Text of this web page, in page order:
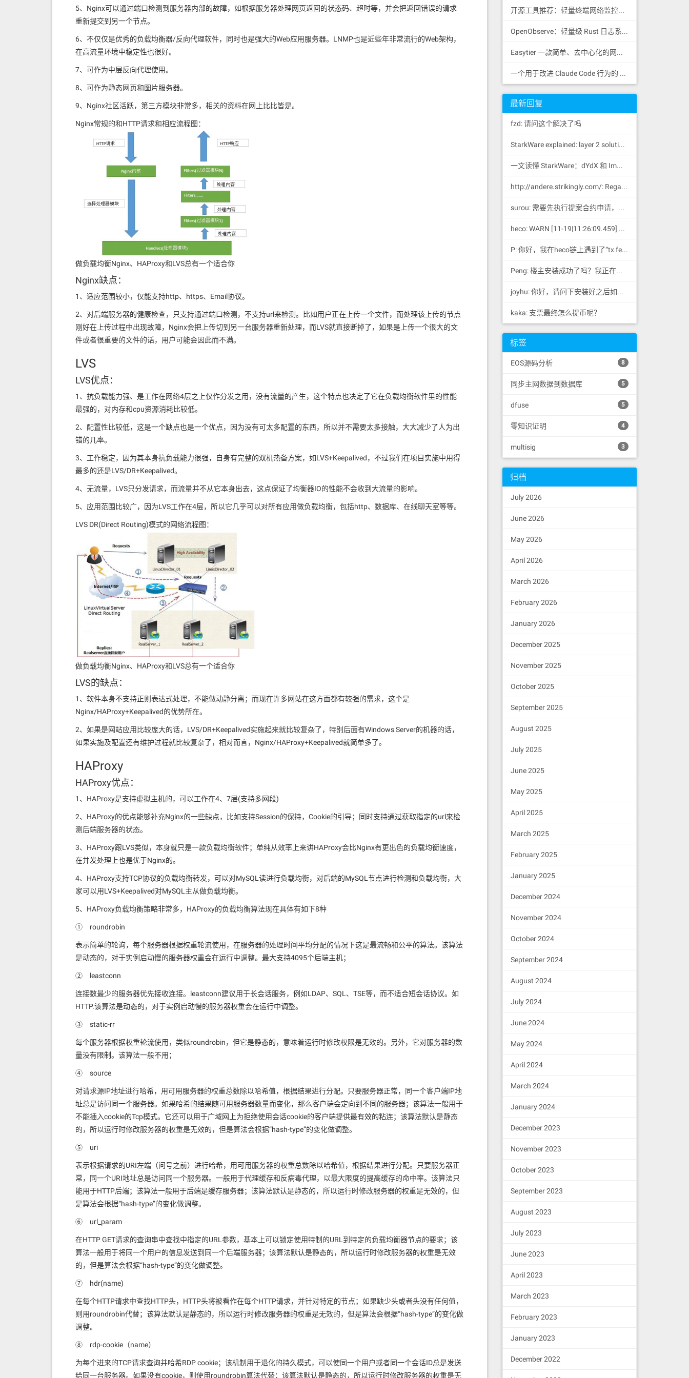
5、Nginx可以通过端口检测到服务器内部的故障，如根据服务器处理网页返回的状态码、超时等，并会把返回错误的请求
重新提交到另一个节点。
6、不仅仅是优秀的负载均衡器/反向代理软件，同时也是强大的Web应用服务器。LNMP也是近些年非常流行的Web架构，
在高流量环境中稳定性也很好。
7、可作为中层反向代理使用。
8、可作为静态网页和图片服务器。
9、Nginx社区活跃，第三方模块非常多，相关的资料在网上比比皆是。
Nginx常规的和HTTP请求和相应流程图：
做负载均衡Nginx、HAProxy和LVS总有一个适合你
Nginx缺点：
1、适应范围较小，仅能支持http、https、Email协议。
2、对后端服务器的健康检查，只支持通过端口检测，不支持url来检测。比如用户正在上传一个文件，而处理该上传的节点
刚好在上传过程中出现故障，Nginx会把上传切到另一台服务器重新处理，而LVS就直接断掉了，如果是上传一个很大的文
件或者很重要的文件的话，用户可能会因此而不满。
LVS
LVS优点：
1、抗负载能力强、是工作在网络4层之上仅作分发之用，没有流量的产生，这个特点也决定了它在负载均衡软件里的性能
最强的，对内存和cpu资源消耗比较低。
2、配置性比较低，这是一个缺点也是一个优点，因为没有可太多配置的东西，所以并不需要太多接触，大大减少了人为出
错的几率。
3、工作稳定，因为其本身抗负载能力很强，自身有完整的双机热备方案，如LVS+Keepalived，不过我们在项目实施中用得
最多的还是LVS/DR+Keepalived。
4、无流量，LVS只分发请求，而流量并不从它本身出去，这点保证了均衡器IO的性能不会收到大流量的影响。
5、应用范围比较广，因为LVS工作在4层，所以它几乎可以对所有应用做负载均衡，包括http、数据库、在线聊天室等等。
LVS DR(Direct Routing)模式的网络流程图：
做负载均衡Nginx、HAProxy和LVS总有一个适合你
LVS的缺点：
1、软件本身不支持正则表达式处理，不能做动静分离；而现在许多网站在这方面都有较强的需求，这个是
Nginx/HAProxy+Keepalived的优势所在。
2、如果是网站应用比较庞大的话，LVS/DR+Keepalived实施起来就比较复杂了，特别后面有Windows Server的机器的话，
如果实施及配置还有维护过程就比较复杂了，相对而言，Nginx/HAProxy+Keepalived就简单多了。
HAProxy
HAProxy优点：
1、HAProxy是支持虚拟主机的，可以工作在4、7层(支持多网段)
2、HAProxy的优点能够补充Nginx的一些缺点，比如支持Session的保持，Cookie的引导；同时支持通过获取指定的url来检
测后端服务器的状态。
3、HAProxy跟LVS类似，本身就只是一款负载均衡软件；单纯从效率上来讲HAProxy会比Nginx有更出色的负载均衡速度，
在并发处理上也是优于Nginx的。
4、HAProxy支持TCP协议的负载均衡转发，可以对MySQL读进行负载均衡，对后端的MySQL节点进行检测和负载均衡，大
家可以用LVS+Keepalived对MySQL主从做负载均衡。
5、HAProxy负载均衡策略非常多，HAProxy的负载均衡算法现在具体有如下8种
① roundrobin
表示简单的轮询，每个服务器根据权重轮流使用，在服务器的处理时间平均分配的情况下这是最流畅和公平的算法。该算法
是动态的，对于实例启动慢的服务器权重会在运行中调整。最大支持4095个后端主机；
② leastconn
连接数最少的服务器优先接收连接。leastconn建议用于长会话服务，例如LDAP、SQL、TSE等，而不适合短会话协议。如
HTTP.该算法是动态的，对于实例启动慢的服务器权重会在运行中调整。
③ static-rr
每个服务器根据权重轮流使用，类似roundrobin，但它是静态的，意味着运行时修改权限是无效的。另外，它对服务器的数
量没有限制。该算法一般不用；
④ source
对请求源IP地址进行哈希，用可用服务器的权重总数除以哈希值，根据结果进行分配。只要服务器正常，同一个客户端IP地
址总是访问同一个服务器。如果哈希的结果随可用服务器数量而变化，那么客户端会定向到不同的服务器；该算法一般用于
不能插入cookie的Tcp模式。它还可以用于广域网上为拒绝使用会话cookie的客户端提供最有效的粘连；该算法默认是静态
的，所以运行时修改服务器的权重是无效的，但是算法会根据“hash-type”的变化做调整。
⑤ uri
表示根据请求的URI左端（问号之前）进行哈希，用可用服务器的权重总数除以哈希值，根据结果进行分配。只要服务器正
常，同一个URI地址总是访问同一个服务器。一般用于代理缓存和反病毒代理，以最大限度的提高缓存的命中率。该算法只
能用于HTTP后端；该算法一般用于后端是缓存服务器；该算法默认是静态的，所以运行时修改服务器的权重是无效的，但
是算法会根据“hash-type”的变化做调整。
⑥ url_param
在HTTP GET请求的查询串中查找中指定的URL参数，基本上可以锁定使用特制的URL到特定的负载均衡器节点的要求；该
算法一般用于将同一个用户的信息发送到同一个后端服务器；该算法默认是静态的，所以运行时修改服务器的权重是无效
的，但是算法会根据“hash-type”的变化做调整。
⑦ hdr(name)
在每个HTTP请求中查找HTTP头，HTTP头将被看作在每个HTTP请求，并针对特定的节点；如果缺少头或者头没有任何值，
则用roundrobin代替；该算法默认是静态的，所以运行时修改服务器的权重是无效的，但是算法会根据“hash-type”的变化做
调整。
⑧ rdp-cookie（name）
为每个进来的TCP请求查询并哈希RDP cookie；该机制用于退化的持久模式，可以使同一个用户或者同一个会话ID总是发送
给同一台服务器。如果没有cookie，则使用roundrobin算法代替；该算法默认是静态的，所以运行时修改服务器的权重是无
开源工具推荐：轻量终端网络监控工具 RustNet
OpenObserve：轻量级 Rust 日志系统
Easytier 一款简单、去中心化的网状 VPN，支持 WireGuard
一个用于改进 Claude Code 行为的 CLAUDE.md 文件，源自 Andrej Karpathy 对 LLM 编码陷阱的观察。
最新回复
fzd: 请问这个解决了吗
StarkWare explained: layer 2 solution provider of dYdX and iMMUTABLE R11; BitKeep News: [...]Layer 2: https://...
一文读懂 StarkWare：dYdX 和 Immutable 背后的 L2 方案 R11; BitKeep 博客: [...]Layer 2:Comparing Laye...
http://andere.strikingly.com/: Regards, Great stuff!
surou: 需要先执行提案合约申请，等待出块节点地址同意后，才会进...
heco: WARN [11-19|11:26:09.459] N...
P: 你好，我在heco链上遇到了“tx fee excee...
Peng: 楼主安装成功了吗？我正在同步区块链，一天了，差不多才同...
joyhu: 你好，请问下安装好之后如何获取到bee.yaml配置文...
kaka: 支票最终怎么提币呢？
标签
EOS源码分析 8
同步主网数据到数据库 5
dfuse 5
零知识证明 4
multisig 3
归档
July 2026
June 2026
May 2026
April 2026
March 2026
February 2026
January 2026
December 2025
November 2025
October 2025
September 2025
August 2025
July 2025
June 2025
May 2025
April 2025
March 2025
February 2025
January 2025
December 2024
November 2024
October 2024
September 2024
August 2024
July 2024
June 2024
May 2024
April 2024
March 2024
January 2024
December 2023
November 2023
October 2023
September 2023
August 2023
July 2023
June 2023
April 2023
March 2023
February 2023
January 2023
December 2022